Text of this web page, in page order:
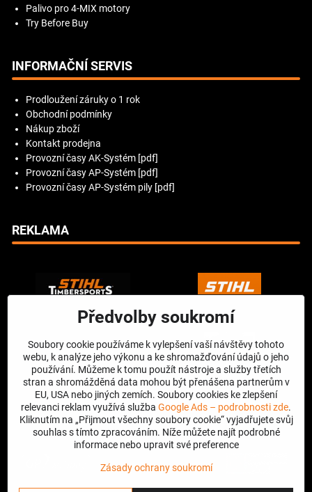
Palivo pro 4-MIX motory
Try Before Buy
INFORMAČNÍ SERVIS
Prodloužení záruky o 1 rok
Obchodní podmínky
Nákup zboží
Kontakt prodejna
Provozní časy AK-Systém [pdf]
Provozní časy AP-Systém [pdf]
Provozní časy AP-Systém pily [pdf]
REKLAMA
Předvolby soukromí
Soubory cookie používáme k vylepšení vaší návštěvy tohoto
webu, k analýze jeho výkonu a ke shromažďování údajů o jeho
používání. Můžeme k tomu použít nástroje a služby třetích
stran a shromážděná data mohou být přenášena partnerům v
EU, USA nebo jiných zemích. Soubory cookies ke zlepšení
relevanci reklam využívá služba Google Ads – podrobnosti zde.
Kliknutím na „Přijmout všechny soubory cookie“ vyjadřujete svůj
souhlas s tímto zpracováním. Níže můžete najít podrobné
informace nebo upravit své preference
Zásady ochrany soukromí